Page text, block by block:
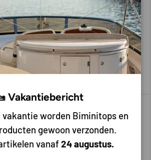
15,50
Voeg toe aan mijn bestelling
Vakantiebericht
vakantie worden Biminitops en
gewoon verzonden.
vanaf24 augustus.